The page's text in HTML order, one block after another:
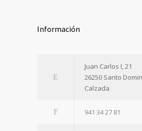
Información
Juan Carlos I, 21
26250 Santo
Calzada
941 34 27 81